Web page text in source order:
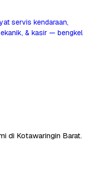
servis kendaraan,
& kasir — bengkel
di Kotawaringin Barat.